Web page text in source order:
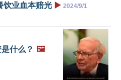
饮业血本赔光 ▶️ 2024/9/1
什么？ 🖼️